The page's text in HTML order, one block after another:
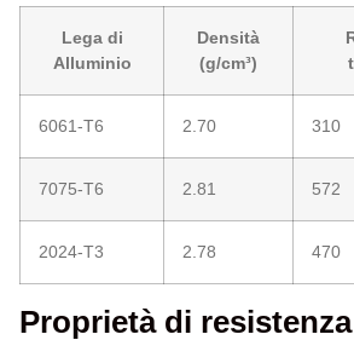
Lega di
Alluminio
Densità
(g/cm³)
6061-T6 2.70 310
7075-T6 2.81 572
2024-T3 2.78 470
Proprietà di